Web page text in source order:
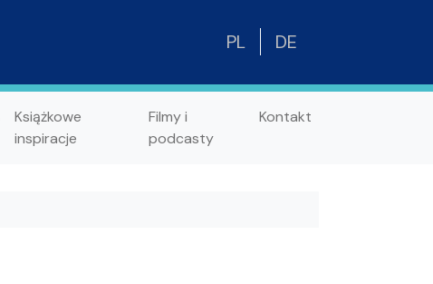
PL DE
Książkowe
inspiracje
Filmy i
podcasty
Kontakt